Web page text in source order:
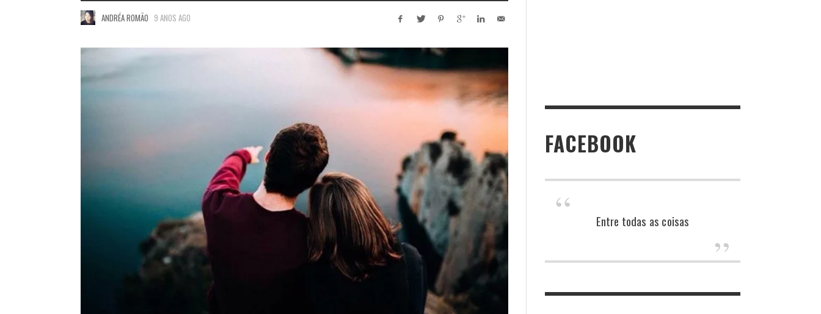
ANDRÉA ROMÃO 9 ANOS AGO
FACEBOOK
Entre todas as coisas